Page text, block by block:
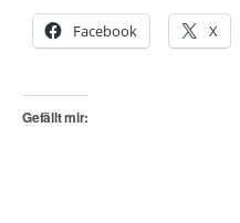
Facebook X
Gefällt mir: